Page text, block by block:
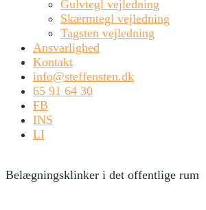
Gulvtegl vejledning
Skærmtegl vejledning
Tagsten vejledning
Ansvarlighed
Kontakt
info@steffensten.dk
65 91 64 30
FB
INS
LI
Belægningsklinker i det offentlige rum